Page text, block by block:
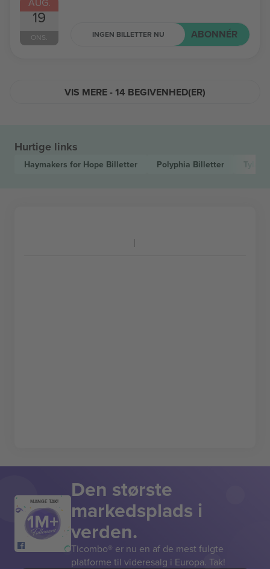
19
ONS. INGEN BILLETTER NU ABONNÉR
VIS MERE - 14 BEGIVENHED(ER)
Hurtige links
Haymakers for Hope Billetter Polyphia Billetter Tyla
MANGE TAK! Den største
markedsplads i
verden.
Ticombo® er nu en af de mest fulgte
platforme til videresalg i Europa. Tak!